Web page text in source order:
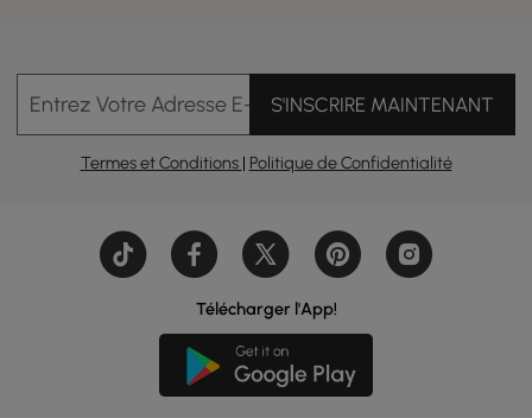
Entrez Votre Adresse E-mailS'INSCRIRE MAINTENANT
Termes et Conditions | Politique de Confidentialité
Télécharger l'App!